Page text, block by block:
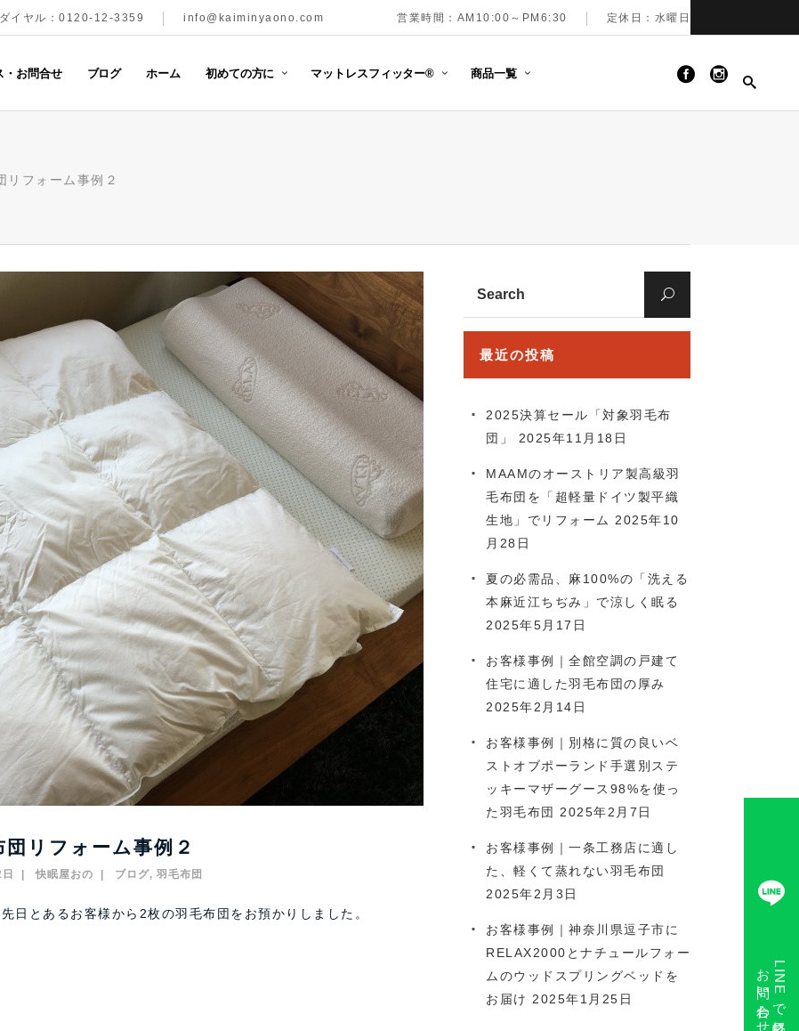
イヤル：0120-12-3359 info@kaiminyaono.com 営業時間：AM10:00～PM6:30 定休日：水曜日
・お問合せ ブログ ホーム 初めての方に マットレスフィッター®︎ 商品一覧
リフォーム事例２
団リフォーム事例２
快眠屋おの ブログ, 羽毛布団
日とあるお客様から2枚の羽毛布団をお預かりしました。
最近の投稿
2025決算セール「対象羽毛布
団」
2025年11月18日
MAAMのオーストリア製高級羽
毛布団を「超軽量ドイツ製平織
生地」でリフォーム
2025年10
月28日
夏の必需品、麻100%の「洗える
本麻近江ちぢみ」で涼しく眠る
2025年5月17日
お客様事例｜全館空調の戸建て
住宅に適した羽毛布団の厚み
2025年2月14日
お客様事例｜別格に質の良いベ
ストオブポーランド手選別ステ
ッキーマザーグース98%を使っ
た羽毛布団
2025年2月7日
お客様事例｜一条工務店に適し
た、軽くて蒸れない羽毛布団
2025年2月3日
お客様事例｜神奈川県逗子市に
RELAX2000とナチュールフォー
ムのウッドスプリングベッドを
お届け 2025年1月25日 LINEで気軽に
お問い合わせ